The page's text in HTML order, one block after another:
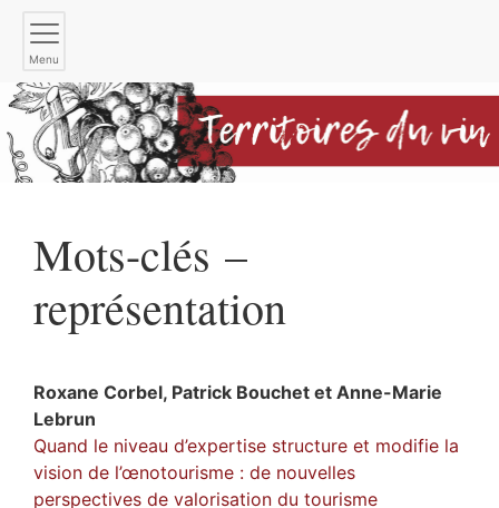
Menu
Mots-clés –
représentation
Roxane Corbel, Patrick Bouchet et Anne-Marie
Lebrun
Quand le niveau d’expertise structure et modifie la
vision de l’œnotourisme : de nouvelles
perspectives de valorisation du tourisme